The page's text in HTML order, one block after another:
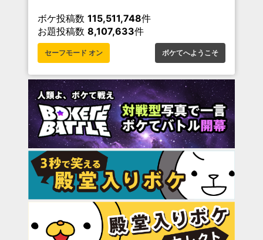
ボケ投稿数 115,511,748件
お題投稿数 8,107,633件
セーフモード オン ボケてへようこそ